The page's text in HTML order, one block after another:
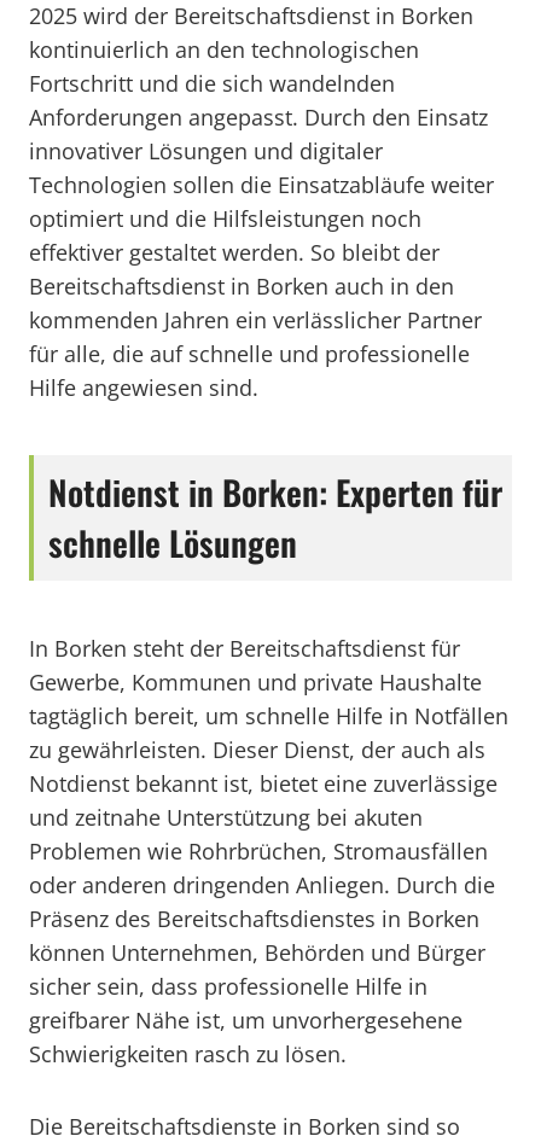
2025 wird der Bereitschaftsdienst in Borken
kontinuierlich an den technologischen
Fortschritt und die sich wandelnden
Anforderungen angepasst. Durch den Einsatz
innovativer Lösungen und digitaler
Technologien sollen die Einsatzabläufe weiter
optimiert und die Hilfsleistungen noch
effektiver gestaltet werden. So bleibt der
Bereitschaftsdienst in Borken auch in den
kommenden Jahren ein verlässlicher Partner
für alle, die auf schnelle und professionelle
Hilfe angewiesen sind.
Notdienst in Borken: Experten für
schnelle Lösungen
In Borken steht der Bereitschaftsdienst für
Gewerbe, Kommunen und private Haushalte
tagtäglich bereit, um schnelle Hilfe in Notfällen
zu gewährleisten. Dieser Dienst, der auch als
Notdienst bekannt ist, bietet eine zuverlässige
und zeitnahe Unterstützung bei akuten
Problemen wie Rohrbrüchen, Stromausfällen
oder anderen dringenden Anliegen. Durch die
Präsenz des Bereitschaftsdienstes in Borken
können Unternehmen, Behörden und Bürger
sicher sein, dass professionelle Hilfe in
greifbarer Nähe ist, um unvorhergesehene
Schwierigkeiten rasch zu lösen.
Die Bereitschaftsdienste in Borken sind so